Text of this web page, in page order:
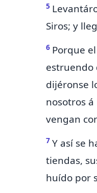
5
Siros; y
6 Porque
estruendo
dijéronse
nosotros á
vengan
7 Y así se
tiendas,
huído por